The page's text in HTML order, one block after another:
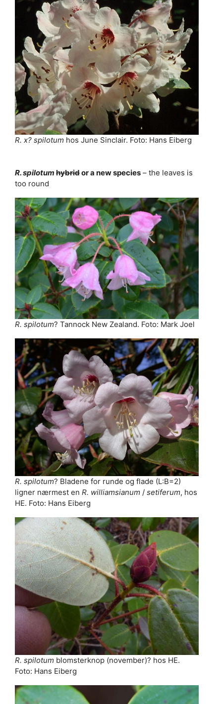
R. x? spilotum hos June Sinclair. Foto: Hans Eiberg
R. spilotum hybridor a new species – the leaves is
too round
R. spilotum? Tannock New Zealand. Foto: Mark Joel
R. spilotum? Bladene for runde og flade (L:B=2)
ligner nærmest en R. williamsianum / setiferum, hos
HE. Foto: Hans Eiberg
R. spilotum blomsterknop (november)? hos HE.
Foto: Hans Eiberg